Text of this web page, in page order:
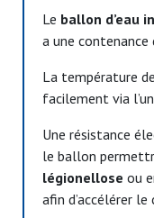
Le ballon d’eau
a une contenance
La température
facilement via
Une résistance
le ballon
légionellose ou
afin d’accélérer le